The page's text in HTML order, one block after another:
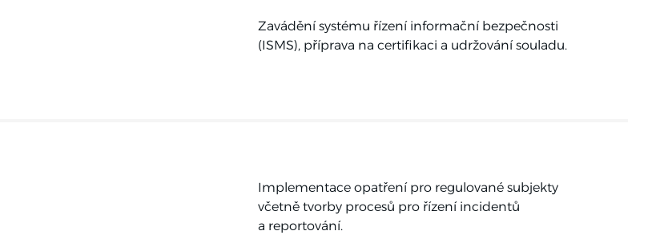
Zavádění systému řízení informační bezpečnosti
(ISMS), příprava na certifikaci a udržování souladu.
Implementace opatření pro regulované subjekty
včetně tvorby procesů pro řízení incidentů
a reportování.